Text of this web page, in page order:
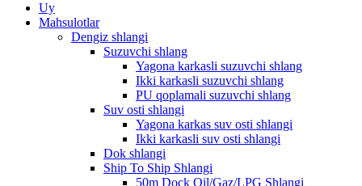
Uy
Mahsulotlar
Dengiz shlangi
Suzuvchi shlang
Yagona karkasli suzuvchi shlang
Ikki karkasli suzuvchi shlang
PU qoplamali suzuvchi shlang
Suv osti shlangi
Yagona karkas suv osti shlangi
Ikki karkasli suv osti shlangi
Dok shlangi
Ship To Ship Shlangi
50m Dock Oil/Gaz/LPG Shlangi